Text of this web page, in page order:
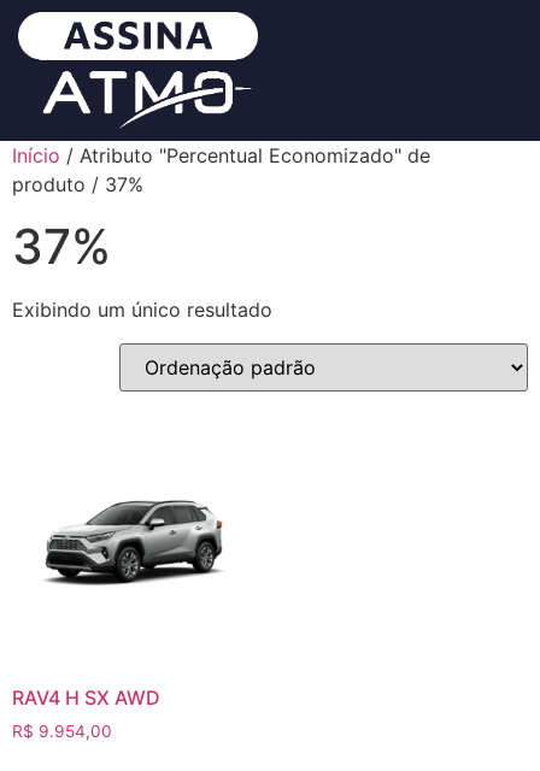
Início / Atributo "Percentual Economizado" de
produto / 37%
37%
Exibindo um único resultado
RAV4 H SX AWD
R$ 9.954,00